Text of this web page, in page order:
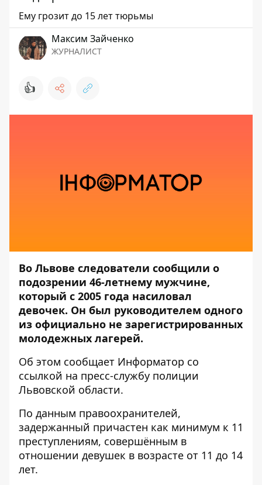
Ему грозит до 15 лет тюрьмы
Максим Зайченко
ЖУРНАЛИСТ
👍
Во Львове следователи сообщили о
подозрении 46-летнему мужчине,
который с 2005 года насиловал
девочек. Он был руководителем одного
из официально не зарегистрированных
молодежных лагерей.
Об этом сообщает Информатор со
ссылкой на пресс-службу полиции
Львовской области.
По данным правоохранителей,
задержанный причастен как минимум к 11
преступлениям, совершённым в
отношении девушек в возрасте от 11 до 14
лет.